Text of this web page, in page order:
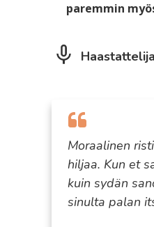
paremmin
Moraalinen
hiljaa. Kun et
kuin sydän
sinulta palan